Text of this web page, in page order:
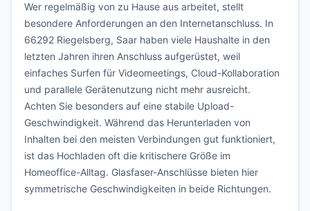
Wer regelmäßig von zu Hause aus arbeitet, stellt
besondere Anforderungen an den Internetanschluss. In
66292 Riegelsberg, Saar haben viele Haushalte in den
letzten Jahren ihren Anschluss aufgerüstet, weil
einfaches Surfen für Videomeetings, Cloud-Kollaboration
und parallele Gerätenutzung nicht mehr ausreicht.
Achten Sie besonders auf eine stabile Upload-
Geschwindigkeit. Während das Herunterladen von
Inhalten bei den meisten Verbindungen gut funktioniert,
ist das Hochladen oft die kritischere Größe im
Homeoffice-Alltag. Glasfaser-Anschlüsse bieten hier
symmetrische Geschwindigkeiten in beide Richtungen.